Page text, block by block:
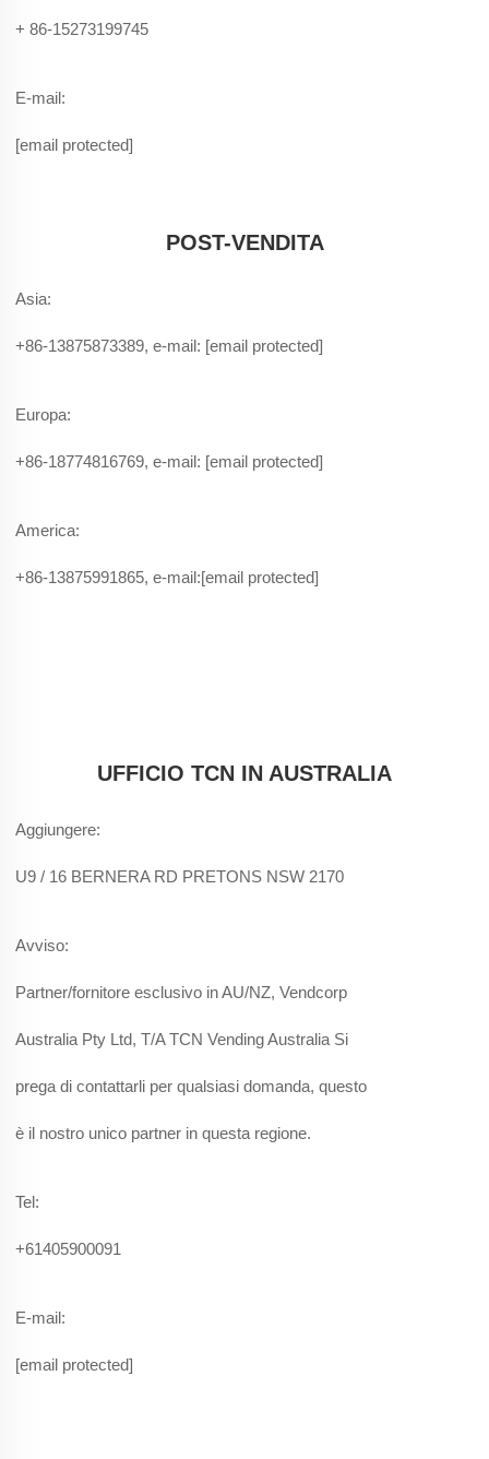
+ 86-15273199745
E-mail:
[email protected]
POST-VENDITA
Asia:
+86-13875873389, e-mail: [email protected]
Europa:
+86-18774816769, e-mail: [email protected]
America:
+86-13875991865, e-mail:[email protected]
UFFICIO TCN IN AUSTRALIA
Aggiungere:
U9 / 16 BERNERA RD PRETONS NSW 2170
Avviso:
Partner/fornitore esclusivo in AU/NZ, Vendcorp
Australia Pty Ltd, T/A TCN Vending Australia Si
prega di contattarli per qualsiasi domanda, questo
è il nostro unico partner in questa regione.
Tel:
+61405900091
E-mail:
[email protected]